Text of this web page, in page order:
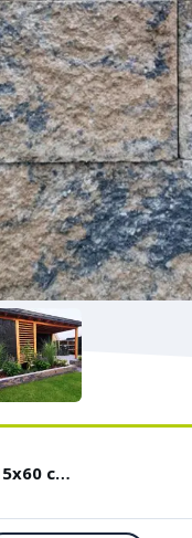
Splitrock XL 15x15x60 cm 2.0 Musselkalk